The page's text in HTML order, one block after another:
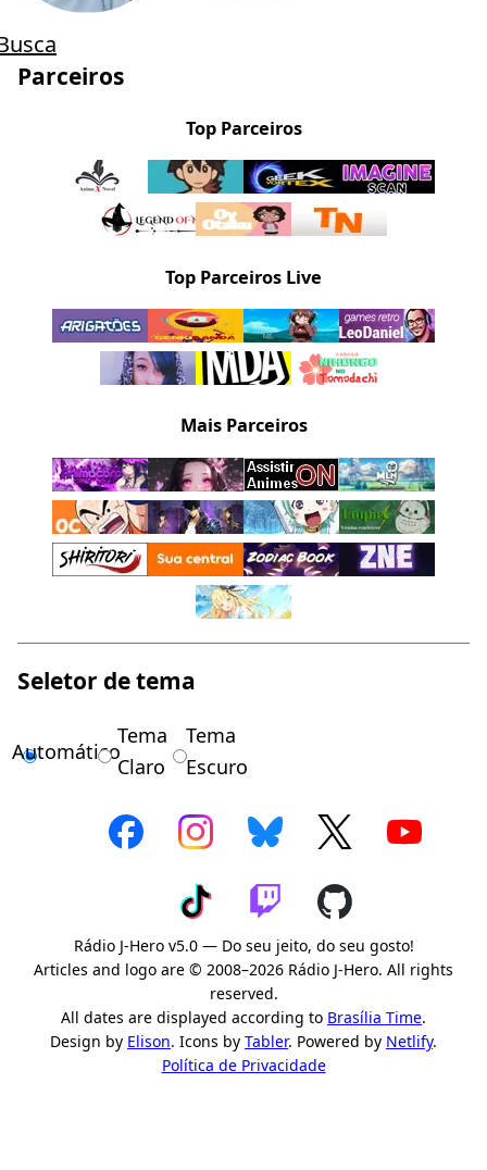
Parceiros
Top Parceiros
Top Parceiros Live
Mais Parceiros
Seletor de tema
Automático
Tema
Claro
Tema
Escuro
Rádio J-Hero v5.0 — Do seu jeito, do seu gosto!
Articles and logo are © 2008–2026 Rádio J-Hero. All rights
reserved.
All dates are displayed according to Brasília Time.
Design by Elison. Icons by Tabler. Powered by Netlify.
Política de Privacidade